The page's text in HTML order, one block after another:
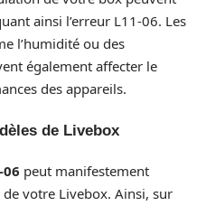
ainsi l’erreur L11-06. Les
l’humidité ou des
également affecter le
des appareils.
de Livebox
06 peut manifestement
votre Livebox. Ainsi, sur